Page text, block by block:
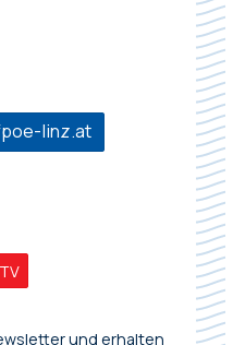
linz.at
und erhalten